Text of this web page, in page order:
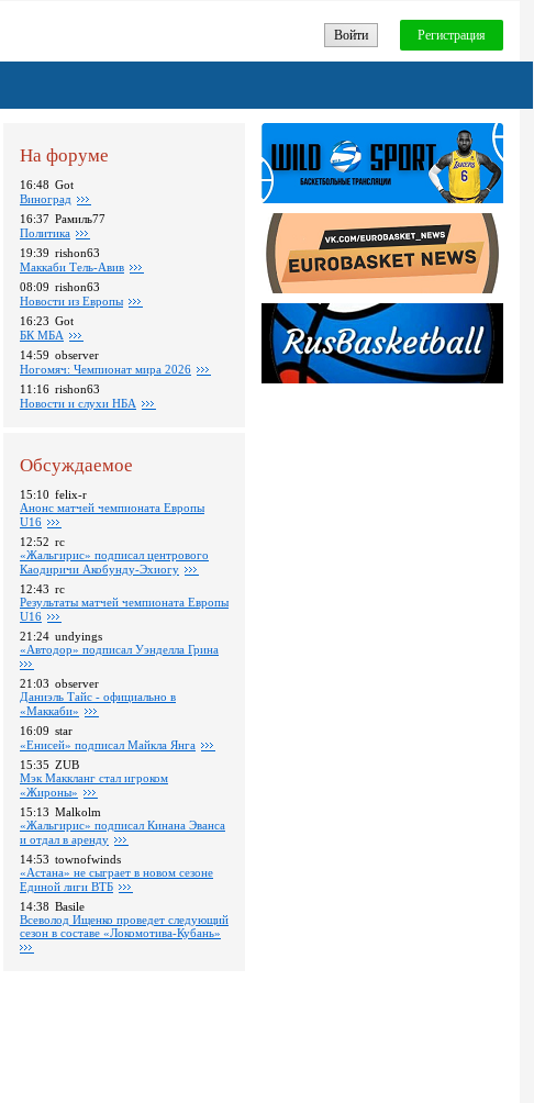
Войти Регистрация
На форуме
16:48 Got
Виноград
16:37 Рамиль77
Политика
19:39 rishon63
Маккаби Тель-Авив
08:09 rishon63
Новости из Европы
16:23 Got
БК МБА
14:59 observer
Ногомяч: Чемпионат мира 2026
11:16 rishon63
Новости и слухи НБА
Обсуждаемое
15:10 felix-r
Анонс матчей чемпионата Европы
U16
12:52 rc
«Жальгирис» подписал центрового
Каодиричи Акобунду-Эхиогу
12:43 rc
Pезультаты матчей чемпионата Европы
U16
21:24 undyings
«Автодор» подписал Уэнделла Грина
21:03 observer
Даниэль Тайс - официально в
«Маккаби»
16:09 star
«Енисей» подписал Майкла Янга
15:35 ZUB
Мэк Маккланг стал игроком
«Жироны»
15:13 Malkolm
«Жальгирис» подписал Кинана Эванса
и отдал в аренду
14:53 townofwinds
«Астана» не сыграет в новом сезоне
Единой лиги ВТБ
14:38 Basile
Всеволод Ищенко проведет следующий
сезон в составе «Локомотива-Кубань»